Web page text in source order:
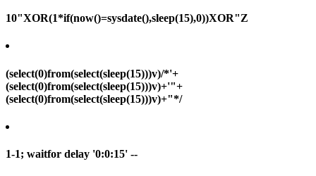
10"XOR(1*if(now()=sysdate(),sleep(15),0))XOR"Z
(select(0)from(select(sleep(15)))v)/*'+
(select(0)from(select(sleep(15)))v)+'"+
(select(0)from(select(sleep(15)))v)+"*/
1-1; waitfor delay '0:0:15' --